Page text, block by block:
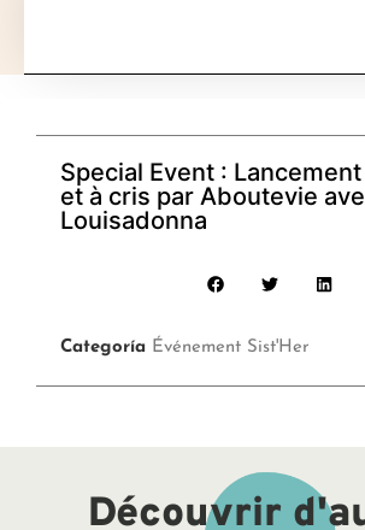
Special Event :
et à cris par Aboutevie
Louisadonna
Categoría Événement Sist'Her
Découvrir